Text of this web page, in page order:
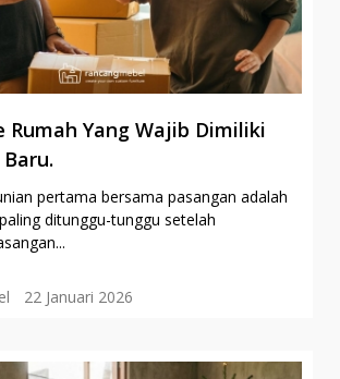
Rumah Yang Wajib Dimiliki
pertama bersama pasangan adalah
ditunggu-tunggu setelah
22 Januari 2026